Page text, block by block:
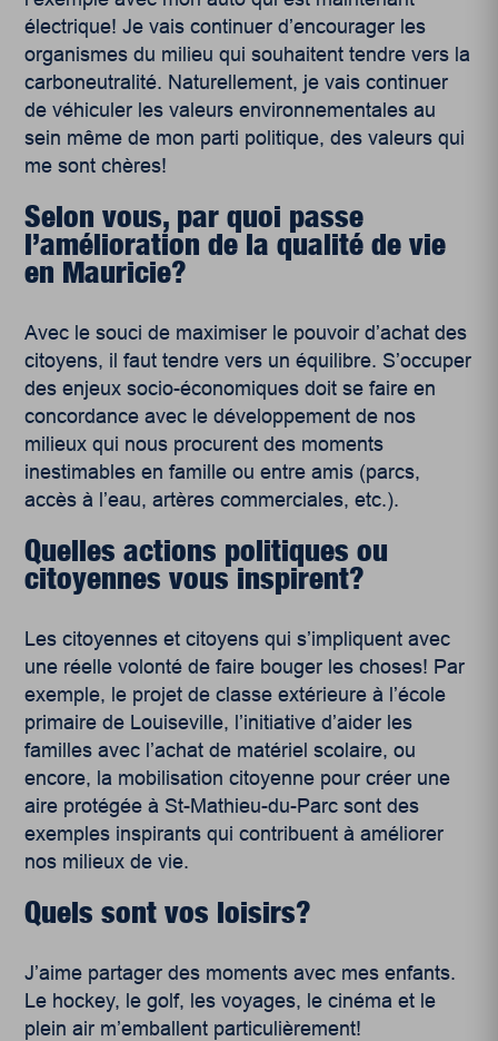
électrique! Je vais continuer d’encourager les
organismes du milieu qui souhaitent tendre vers la
carboneutralité. Naturellement, je vais continuer
de véhiculer les valeurs environnementales au
sein même de mon parti politique, des valeurs qui
me sont chères!
Selon vous, par quoi passe
l’amélioration de la qualité de vie
en Mauricie?
Avec le souci de maximiser le pouvoir d’achat des
citoyens, il faut tendre vers un équilibre. S’occuper
des enjeux socio-économiques doit se faire en
concordance avec le développement de nos
milieux qui nous procurent des moments
inestimables en famille ou entre amis (parcs,
accès à l’eau, artères commerciales, etc.).
Quelles actions politiques ou
citoyennes vous inspirent?
Les citoyennes et citoyens qui s’impliquent avec
une réelle volonté de faire bouger les choses! Par
exemple, le projet de classe extérieure à l’école
primaire de Louiseville, l’initiative d’aider les
familles avec l’achat de matériel scolaire, ou
encore, la mobilisation citoyenne pour créer une
aire protégée à St-Mathieu-du-Parc sont des
exemples inspirants qui contribuent à améliorer
nos milieux de vie.
Quels sont vos loisirs?
J’aime partager des moments avec mes enfants.
Le hockey, le golf, les voyages, le cinéma et le
plein air m’emballent particulièrement!